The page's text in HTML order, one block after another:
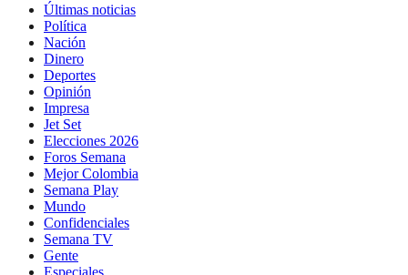
Últimas noticias
Política
Nación
Dinero
Deportes
Opinión
Impresa
Jet Set
Elecciones 2026
Foros Semana
Mejor Colombia
Semana Play
Mundo
Confidenciales
Semana TV
Gente
Especiales